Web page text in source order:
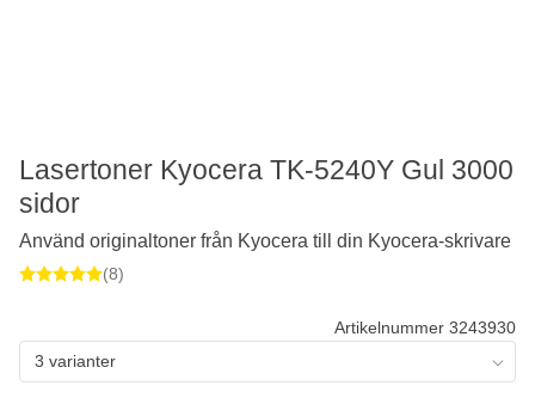
Artikelnummer 3243930
3 varianter
Lasertoner Kyocera TK-5240Y Gul 3000
sidor
Använd originaltoner från Kyocera till din Kyocera-skrivare
(8)